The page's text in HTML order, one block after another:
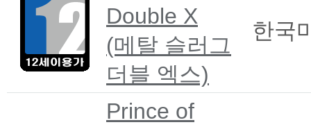
Double X
(메탈 슬러그
더블 엑스)
한국
Prince of